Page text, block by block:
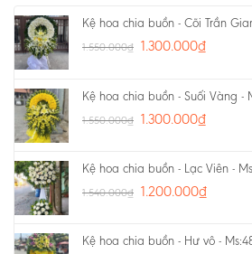
Kệ hoa chia buồn - Cõi Trần
1.550.000₫ 1.300.000₫
Kệ hoa chia buồn - Suối Vàng -
1.550.000₫ 1.300.000₫
Kệ hoa chia buồn - Lạc Viên -
1.540.000₫ 1.200.000₫
Kệ hoa chia buồn - Hư vô -